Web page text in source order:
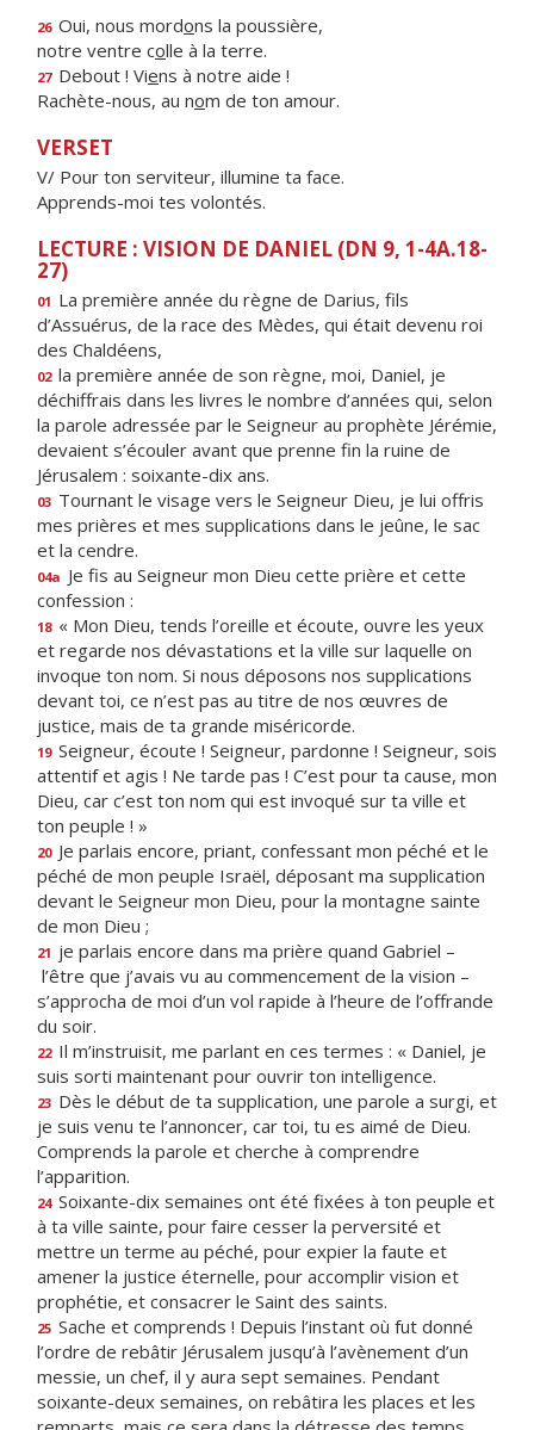
26 Oui, nous mordons la poussière,
notre ventre colle à la terre.
27 Debout ! Viens à notre aide !
Rachète-nous, au nom de ton amour.
VERSET
V/ Pour ton serviteur, illumine ta face.
Apprends-moi tes volontés.
LECTURE : VISION DE DANIEL (DN 9, 1-4A.18-
27)
01 La première année du règne de Darius, fils
d’Assuérus, de la race des Mèdes, qui était devenu roi
des Chaldéens,
02 la première année de son règne, moi, Daniel, je
déchiffrais dans les livres le nombre d’années qui, selon
la parole adressée par le Seigneur au prophète Jérémie,
devaient s’écouler avant que prenne fin la ruine de
Jérusalem : soixante-dix ans.
03 Tournant le visage vers le Seigneur Dieu, je lui offris
mes prières et mes supplications dans le jeûne, le sac
et la cendre.
04a Je fis au Seigneur mon Dieu cette prière et cette
confession :
18 « Mon Dieu, tends l’oreille et écoute, ouvre les yeux
et regarde nos dévastations et la ville sur laquelle on
invoque ton nom. Si nous déposons nos supplications
devant toi, ce n’est pas au titre de nos œuvres de
justice, mais de ta grande miséricorde.
19 Seigneur, écoute ! Seigneur, pardonne ! Seigneur, sois
attentif et agis ! Ne tarde pas ! C’est pour ta cause, mon
Dieu, car c’est ton nom qui est invoqué sur ta ville et
ton peuple ! »
20 Je parlais encore, priant, confessant mon péché et le
péché de mon peuple Israël, déposant ma supplication
devant le Seigneur mon Dieu, pour la montagne sainte
de mon Dieu ;
21 je parlais encore dans ma prière quand Gabriel –
l’être que j’avais vu au commencement de la vision –
s’approcha de moi d’un vol rapide à l’heure de l’offrande
du soir.
22 Il m’instruisit, me parlant en ces termes : « Daniel, je
suis sorti maintenant pour ouvrir ton intelligence.
23 Dès le début de ta supplication, une parole a surgi, et
je suis venu te l’annoncer, car toi, tu es aimé de Dieu.
Comprends la parole et cherche à comprendre
l’apparition.
24 Soixante-dix semaines ont été fixées à ton peuple et
à ta ville sainte, pour faire cesser la perversité et
mettre un terme au péché, pour expier la faute et
amener la justice éternelle, pour accomplir vision et
prophétie, et consacrer le Saint des saints.
25 Sache et comprends ! Depuis l’instant où fut donné
l’ordre de rebâtir Jérusalem jusqu’à l’avènement d’un
messie, un chef, il y aura sept semaines. Pendant
soixante-deux semaines, on rebâtira les places et les